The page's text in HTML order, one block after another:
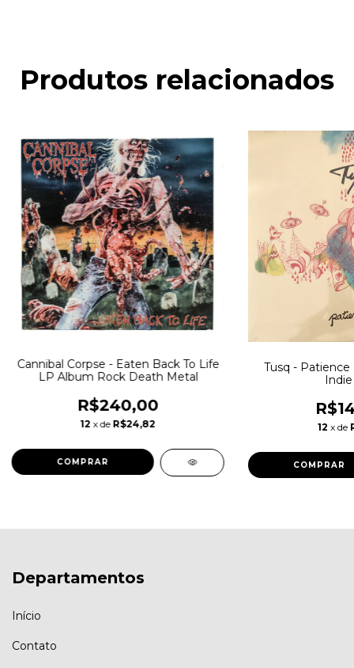
Produtos relacionados
Cannibal Corpse - Eaten Back To Life
LP Album Rock Death Metal
R$240,00
12 x de R$24,82
Tusq -
12 x de
Departamentos
Início
Contato